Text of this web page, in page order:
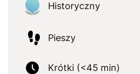
Historyczny
Pieszy
Krótki (<45 min)